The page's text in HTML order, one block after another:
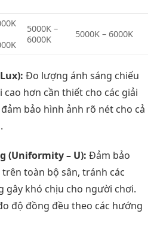
5000K –
6000K
5000K – 6000K
Đo lượng ánh sáng chiếu
hơn cần thiết cho các giải
bảo hình ảnh rõ nét cho cả
(Uniformity – U): Đảm bảo
toàn bộ sân, tránh các
gây khó chịu cho người chơi.
độ đồng đều theo các hướng